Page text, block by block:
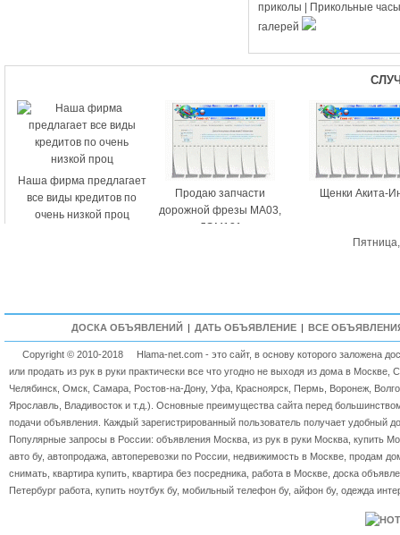
приколы
Прикольные часы
галерей
Наша фирма предлагает
все виды кредитов по
очень низкой проц
Продаю запчасти
дорожной фрезы МА03,
ДЭМ121
Щенки Акита-
ДОСКА ОБЪЯВЛЕНИЙ | ДАТЬ ОБЪЯВЛЕНИЕ | ВСЕ
Copyright © 2010-2018
Hlama-net.com - это сайт, в основу которого заложена
или продать из рук в руки практически все что угодно не выходя из дома в
Челябинск, Омск, Самара, Ростов-на-Дону, Уфа, Красноярск, Пермь, Воронеж,
Ярославль, Владивосток и т.д.). Основные преимущества сайта перед
подачи объявления. Каждый зарегистрированный пользователь получает удобный
Популярные запросы в России: объявления Москва, из рук в руки Москва, купить
авто бу, автопродажа, автоперевозки по России, недвижимость в Москве, продам
снимать, квартира купить, квартира без посредника, работа в Москве, доска
Петербург работа, купить ноутбук бу, мобильный телефон бу, айфон бу, одежда